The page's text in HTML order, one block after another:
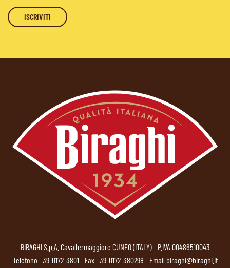
BIRAGHI S.p.A. Cavallermaggiore CUNEO (ITALY) - P.IVA 00486510043
Telefono +39-0172-3801- Fax +39-0172-380298 - Email biraghi@biraghi.it